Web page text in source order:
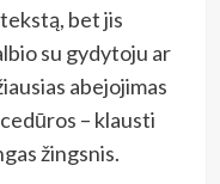
bet jis
su gydytoju ar
abejojimas
– klausti
žingsnis.